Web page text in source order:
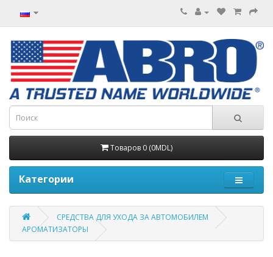
Товаров 0 (0MDL)
Категории
СРЕДСТВА ДЛЯ УХОДА ЗА АВТОМОБИЛЕМ
АРОМАТИЗАТОРЫ